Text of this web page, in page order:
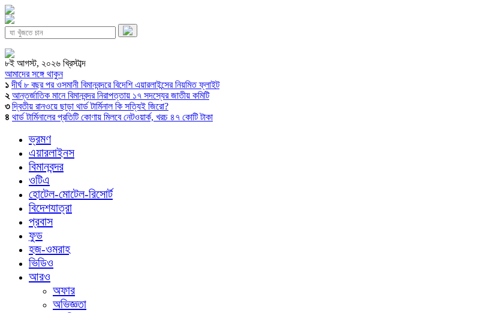
৮ই আগস্ট, ২০২৬ খ্রিস্টাব্দ
আমাদের সঙ্গে থাকুন
১ দীর্ঘ ৮ বছর পর ওসমানী বিমানবন্দরে বিদেশি এয়ারলাইন্সের নিয়মিত ফ্লাইট
২ আন্তর্জাতিক মানে বিমানবন্দর নিরাপত্তায় ১৭ সদস্যের জাতীয় কমিটি
৩ দ্বিতীয় রানওয়ে ছাড়া থার্ড টার্মিনাল কি সত্যিই জিরো?
৪ থার্ড টার্মিনালের প্রতিটি কোণায় মিলবে নেটওয়ার্ক, খরচ ৪৭ কোটি টাকা
ভ্রমণ
এয়ারলাইনস
বিমানবন্দর
ওটিএ
হোটেল-মোটেল-রিসোর্ট
বিদেশযাত্রা
প্রবাস
ফুড
হজ-ওমরাহ
ভিডিও
আরও
অফার
অভিজ্ঞতা